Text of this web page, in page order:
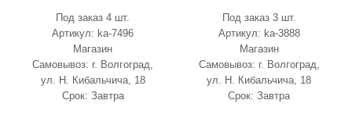
Под заказ 4 шт.
Артикул: ka-7496
Магазин
Самовывоз: г. Волгоград,
ул. Н. Кибальчича, 18
Срок: Завтра
Под заказ 3 шт.
Артикул: ka-3888
Магазин
Самовывоз: г. Волгоград,
ул. Н. Кибальчича, 18
Срок: Завтра